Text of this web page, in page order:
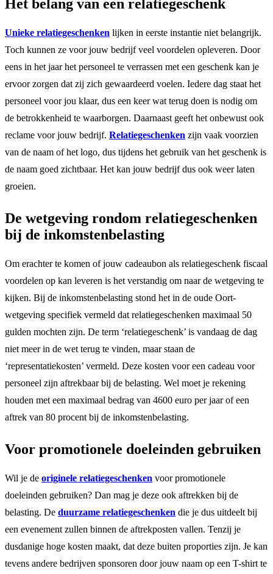
Het belang van een relatiegeschenk
Unieke relatiegeschenken lijken in eerste instantie niet belangrijk.
Toch kunnen ze voor jouw bedrijf veel voordelen opleveren. Door
eens in het jaar het personeel te verrassen met een geschenk kan je
ervoor zorgen dat zij zich gewaardeerd voelen. Iedere dag staat het
personeel voor jou klaar, dus een keer wat terug doen is nodig om
de betrokkenheid te waarborgen. Daarnaast geeft het onbewust ook
reclame voor jouw bedrijf. Relatiegeschenken zijn vaak voorzien
van de naam of het logo, dus tijdens het gebruik van het geschenk is
de naam goed zichtbaar. Het kan jouw bedrijf dus ook weer laten
groeien.
De wetgeving rondom relatiegeschenken
bij de inkomstenbelasting
Om erachter te komen of jouw cadeaubon als relatiegeschenk fiscaal
voordelen op kan leveren is het verstandig om naar de wetgeving te
kijken. Bij de inkomstenbelasting stond het in de oude Oort-
wetgeving specifiek vermeld dat relatiegeschenken maximaal 50
gulden mochten zijn. De term ‘relatiegeschenk’ is vandaag de dag
niet meer in de wet terug te vinden, maar staan de
‘representatiekosten’ vermeld. Deze kosten voor een cadeau voor
personeel zijn aftrekbaar bij de belasting. Wel moet je rekening
houden met een maximaal bedrag van 4600 euro per jaar of een
aftrek van 80 procent bij de inkomstenbelasting.
Voor promotionele doeleinden gebruiken
Wil je de originele relatiegeschenken voor promotionele
doeleinden gebruiken? Dan mag je deze ook aftrekken bij de
belasting. De duurzame relatiegeschenken die je dus uitdeelt bij
een evenement zullen binnen de aftrekposten vallen. Tenzij je
dusdanige hoge kosten maakt, dat deze buiten proporties zijn. Je kan
tevens andere bedrijven sponsoren door jouw naam op een T-shirt te